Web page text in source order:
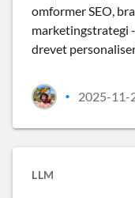
omformer SEO,
marketingstrategi
drevet
• 2025-11-
LLM